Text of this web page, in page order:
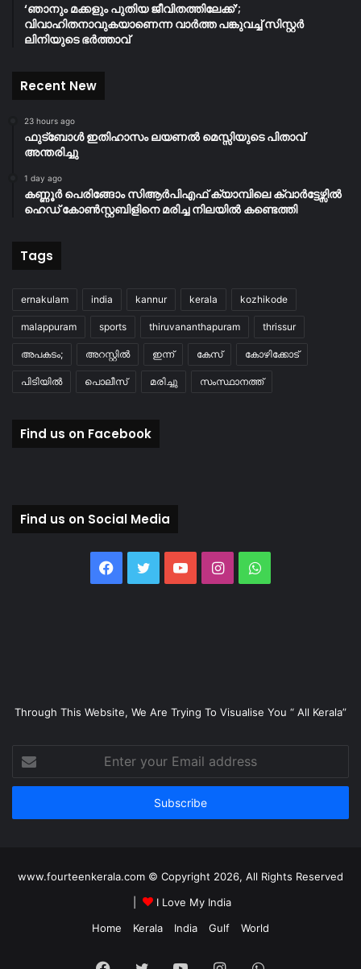
‘ഞാനും മക്കളും പുതിയ ജീവിതത്തിലേക്ക്’;
വിവാഹിതനാവുകയാണെന്ന വാർത്ത പങ്കുവച്ച് സിസ്റ്റർ
ലിനിയുടെ ഭർത്താവ്
Recent New
23 hours ago
ഫുട്ബോൾ ഇതിഹാസം ലയണൽ മെസ്സിയുടെ പിതാവ്
അന്തരിച്ചു
1 day ago
കണ്ണൂർ പെരിങ്ങോം സിആർപിഎഫ് ക്യാമ്പിലെ ക്വാർട്ടേഴ്സിൽ
ഹെഡ് കോൺസ്റ്റബിളിനെ മരിച്ച നിലയിൽ കണ്ടെത്തി
Tags
ernakulam india kannur kerala kozhikode
malappuram sports thiruvananthapuram thrissur
അപകടം; അറസ്റ്റിൽ ഇന്ന് കേസ് കോഴിക്കോട്
പിടിയിൽ പൊലീസ് മരിച്ചു സംസ്ഥാനത്ത്
Find us on Facebook
Find us on Social Media
Facebook
TwitterYouTubeInstagramWhatsApp
Through This Website, We Are Trying To Visualise You “ All Kerala”
your
Email
www.fourteenkerala.com © Copyright 2026, All Rights Reserved
I Love My India
Home
Kerala India Gulf World